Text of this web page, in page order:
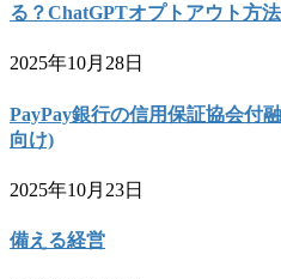
る？ChatGPTオプトアウト方法
2025年10月28日
PayPay銀行の信用保証協会付
向け)
2025年10月23日
備える経営